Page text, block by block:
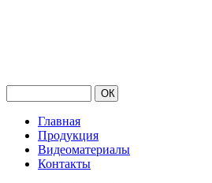
Главная
Продукция
Видеоматериалы
Контакты